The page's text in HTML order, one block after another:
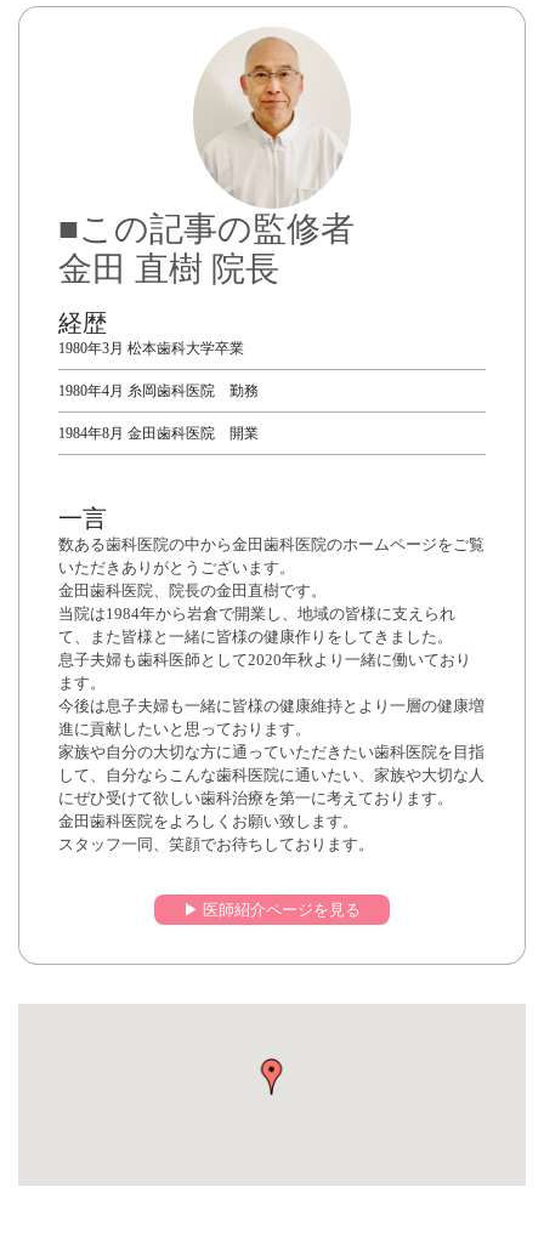
■この記事の監修者
金田 直樹 院長
経歴
1980年3月 松本歯科大学卒業
1980年4月 糸岡歯科医院 勤務
1984年8月 金田歯科医院 開業
一言
数ある歯科医院の中から金田歯科医院のホームページをご覧
いただきありがとうございます。
金田歯科医院、院長の金田直樹です。
当院は1984年から岩倉で開業し、地域の皆様に支えられ
て、また皆様と一緒に皆様の健康作りをしてきました。
息子夫婦も歯科医師として2020年秋より一緒に働いており
ます。
今後は息子夫婦も一緒に皆様の健康維持とより一層の健康増
進に貢献したいと思っております。
家族や自分の大切な方に通っていただきたい歯科医院を目指
して、自分ならこんな歯科医院に通いたい、家族や大切な人
にぜひ受けて欲しい歯科治療を第一に考えております。
金田歯科医院をよろしくお願い致します。
スタッフ一同、笑顔でお待ちしております。
▶︎ 医師紹介ページを見る